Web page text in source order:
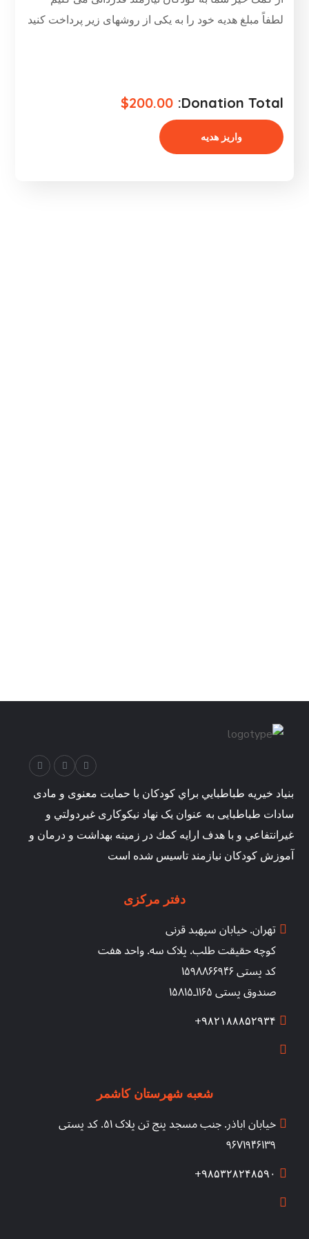
لطفاً مبلغ هدیه خود را به یکی از روشهای زیر پرداخت کنید
Donation Total:
$200.00
بنياد خيريه طباطبايي براي كودكان با حمایت معنوی و مادی
سادات طباطبایی به عنوان يک نهاد نیکوکاری غيردولتي و
غيرانتفاعي و با هدف ارايه كمك در زمينه بهداشت و درمان و
آموزش كودكان نيازمند تاسیس شده است
دفتر مرکزی
تهران. خیابان سپهبد قرنی
کوچه حقیقت طلب. پلاک سه. واحد هفت
کد پستی ۱۵۹۸۸۶۶۹۴۶
صندوق پستی ۱۱۶۵ـ۱۵۸۱۵
۹۸۲۱۸۸۸۵۲۹۳۴+
شعبه شهرستان کاشمر
خیابان اباذر. جنب مسجد پنج تن پلاک ۵۱. کد پستی
۹۶۷۱۹۴۶۱۳۹
۹۸۵۳۲۸۲۴۸۵۹۰+